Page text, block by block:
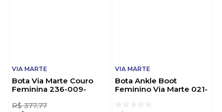
VIA MARTE
Bota Via Marte Couro
Feminina 236-009-
VIA MARTE
Bota Ankle Boot
Feminino Via Marte 021-